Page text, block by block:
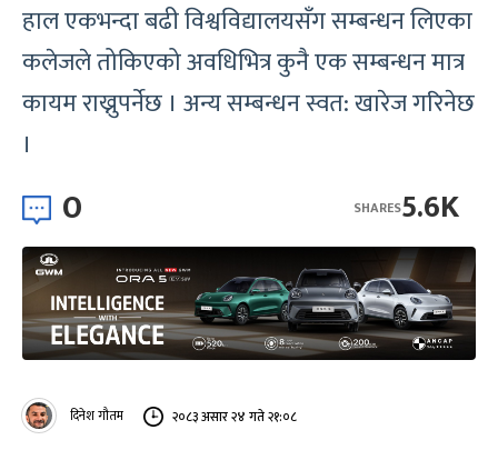
हाल एकभन्दा बढी विश्वविद्यालयसँग सम्बन्धन लिएका
कलेजले तोकिएको अवधिभित्र कुनै एक सम्बन्धन मात्र
कायम राख्नुपर्नेछ । अन्य सम्बन्धन स्वत: खारेज गरिनेछ
।
0 5.6K
SHARES
दिनेश गौतम २०८३ असार २४ गते २१:०८